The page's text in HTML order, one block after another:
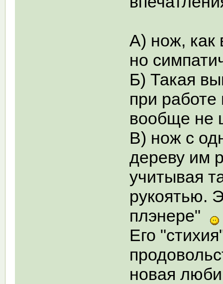
А) нож, как
но
Б) Такая
при работе
вообще не
В) нож с
дереву им
учитывая
рукоятью.
плэнере"
Его
новая